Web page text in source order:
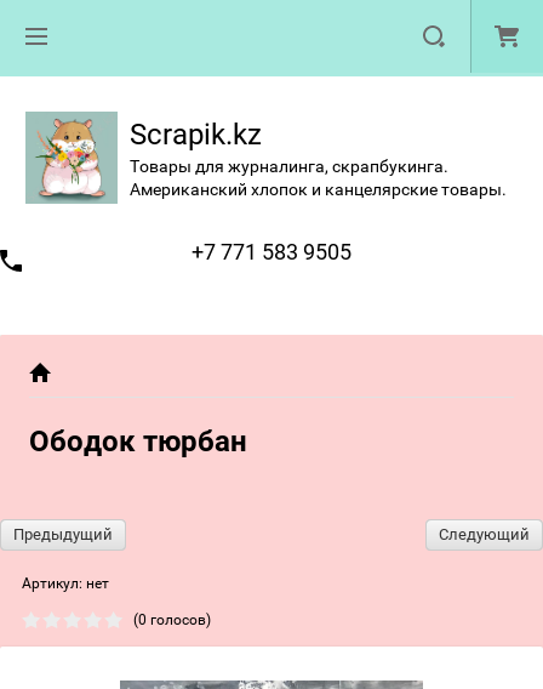
Scrapik.kz
Товары для журналинга, скрапбукинга.
Американский хлопок и канцелярские товары.
+7 771 583 9505
Ободок тюрбан
Предыдущий Следующий
Артикул: нет
(0 голосов)